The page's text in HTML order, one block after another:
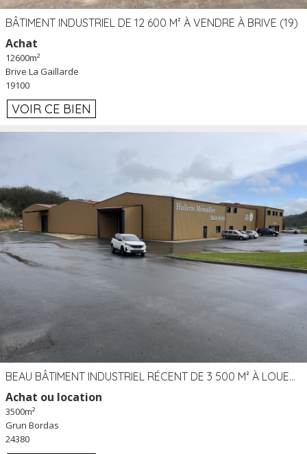
BÂTIMENT INDUSTRIEL DE 12 600 M² À VENDRE À BRIVE (19)
Achat
12600m²
Brive La Gaillarde
19100
VOIR CE BIEN
BEAU BÂTIMENT INDUSTRIEL RÉCENT DE 3 500 M² À LOUER OU VENDRE PROCHE PÉRIGUEUX (24)
Achat ou location
3500m²
Grun Bordas
24380